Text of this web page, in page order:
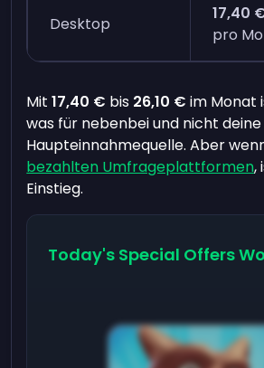
Desktop
17,40
pro
Mit17,40 € bis 26,10 € im Monat
was für nebenbei und nicht deine
Haupteinnahmequelle. Aber
bezahlten Umfrageplattformen,
Einstieg.
Today's Special Offers